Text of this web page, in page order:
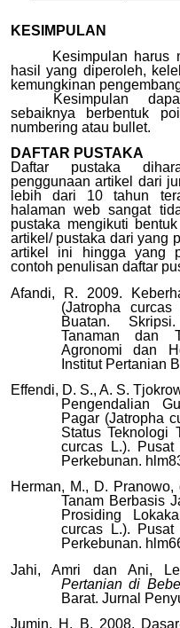
KESIMPULAN
Kesimpulan harus
hasil yang diperoleh,
kemungkinan
Kesimpulan
sebaiknya berbentuk
numbering atau bullet.
DAFTAR PUSTAKA
Daftar pustaka
penggunaan artikel dari
lebih dari 10 tahun
halaman web sangat
pustaka mengikuti
artikel/ pustaka dari yang
artikel ini hingga yang
contoh penulisan daftar
Afandi, R. 2009.
(Jatropha
Buatan.
Tanaman dan
Agronomi dan
Institut Pertanian
Effendi, D. S., A. S.
Pengendalian
Pagar (Jatropha
Status Teknologi
curcas L.). Pusat
Perkebunan.
Herman, M., D.
Tanam Berbasis
Prosiding
curcas L.). Pusat
Perkebunan.
Jahi, Amri dan Ani,
Pertanian di
Barat. Jurnal
Jumin, H. B. 2008.